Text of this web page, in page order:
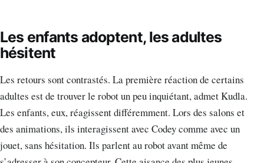
Les enfants adoptent, les adultes
hésitent
Les retours sont contrastés. La première réaction de certains
adultes est de trouver le robot un peu inquiétant, admet Kudla.
Les enfants, eux, réagissent différemment. Lors des salons et
des animations, ils interagissent avec Codey comme avec un
jouet, sans hésitation. Ils parlent au robot avant même de